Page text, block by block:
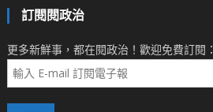
訂閱閱政治
更多新鮮事，都在閱政治！歡迎免費訂閱：